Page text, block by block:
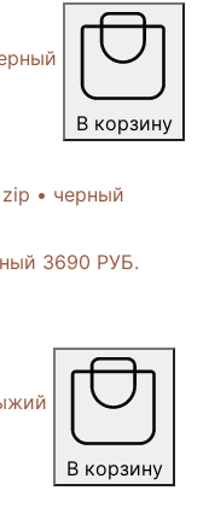
В корзину
3690 РУБ.
В корзину